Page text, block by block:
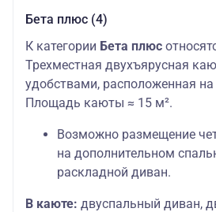
Бета плюс (4)
К категории Бета плюс
Трехместная двухъярусная
удобствами, расположенная
Площадь каюты ≈ 15 м².
Возможно размещение
на дополнительном
раскладной диван.
В каюте: двуспальный диван,